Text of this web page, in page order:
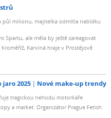
půl milionu, majitelka odmítla nabídku
Spartu, ale měla by ještě zareagovat
Karviná hraje v Prostějově
2025 Nové make-up trendy
tragickou nehodu motorkáře
a market. Organizátor Prague Fetish